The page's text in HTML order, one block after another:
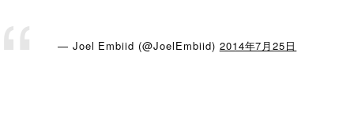
— Joel Embiid (@JoelEmbiid) 2014年7月25日